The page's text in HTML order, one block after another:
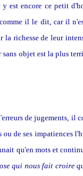
est encore ce petit
il le dit, car il
la richesse de leur
sans objet est la plus
de jugements, il
de ses impatiences
qu'en mots et
qui nous fait croire